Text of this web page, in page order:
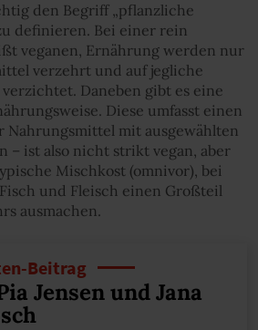
den Begriff „pflanzliche
definieren. Bei einer rein
veganen, Ernährung werden nur
verzehrt und auf jegliche
Daneben gibt es eine
Diese umfasst einen
mit ausgewählten
– ist also nicht strikt vegan, aber
Mischkost (omnivor), bei
und Fleisch einen Großteil
ausmachen.
Beitrag
Jensen und Jana